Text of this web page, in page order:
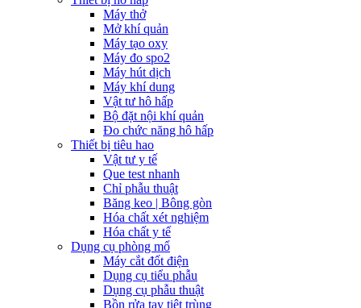
Máy thở
Mở khí quản
Máy tạo oxy
Máy đo spo2
Máy hút dịch
Máy khí dung
Vật tư hô hấp
Bộ đặt nội khí quản
Đo chức năng hô hấp
Thiết bị tiêu hao
Vật tư y tế
Que test nhanh
Chỉ phẫu thuật
Băng keo | Bông gòn
Hóa chất xét nghiệm
Hóa chất y tế
Dụng cụ phòng mổ
Máy cắt đốt điện
Dụng cụ tiểu phẫu
Dụng cụ phẫu thuật
Bồn rửa tay tiệt trùng